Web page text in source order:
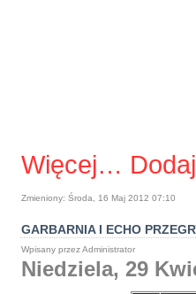
Więcej…
Zmieniony: Środa, 16 Maj 2012 07:10
GARBARNIA I ECHO
Wpisany przez Administrator
Niedziela, 29